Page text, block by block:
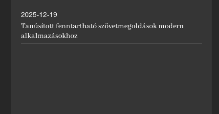
2025-12-19
Tanúsított fenntartható szövetmegoldások modern
alkalmazásokhoz